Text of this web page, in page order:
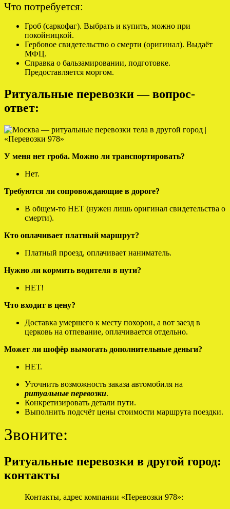
Что потребуется:
Гроб (саркофаг). Выбрать и купить, можно при
покойницкой.
Гербовое свидетельство о смерти (оригинал). Выдаёт
МФЦ.
Справка о бальзамировании, подготовке.
Предоставляется моргом.
Ритуальные перевозки — вопрос-
ответ:
У меня нет гроба. Можно ли транспортировать?
Нет.
Требуются ли сопровождающие в дороге?
В общем-то НЕТ (нужен лишь оригинал свидетельства о
смерти).
Кто оплачивает платный маршрут?
Платный проезд, оплачивает наниматель.
Нужно ли кормить водителя в пути?
НЕТ!
Что входит в цену?
Доставка умершего к месту похорон, а вот заезд в
церковь на отпевание, оплачивается отдельно.
Может ли шофёр вымогать дополнительные деньги?
НЕТ.
Уточнить возможность заказа автомобиля на
ритуальные перевозки.
Конкретизировать детали пути.
Выполнить подсчёт цены стоимости маршрута поездки.
Звоните:
Ритуальные перевозки в другой город:
контакты
Контакты, адрес компании «Перевозки 978»: